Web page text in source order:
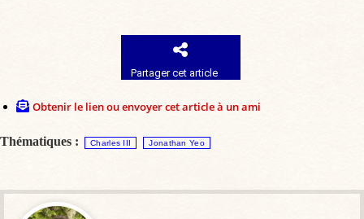
Partager cet article
Obtenir le lien ou envoyer cet article à un ami
Thématiques : Charles III Jonathan Yeo